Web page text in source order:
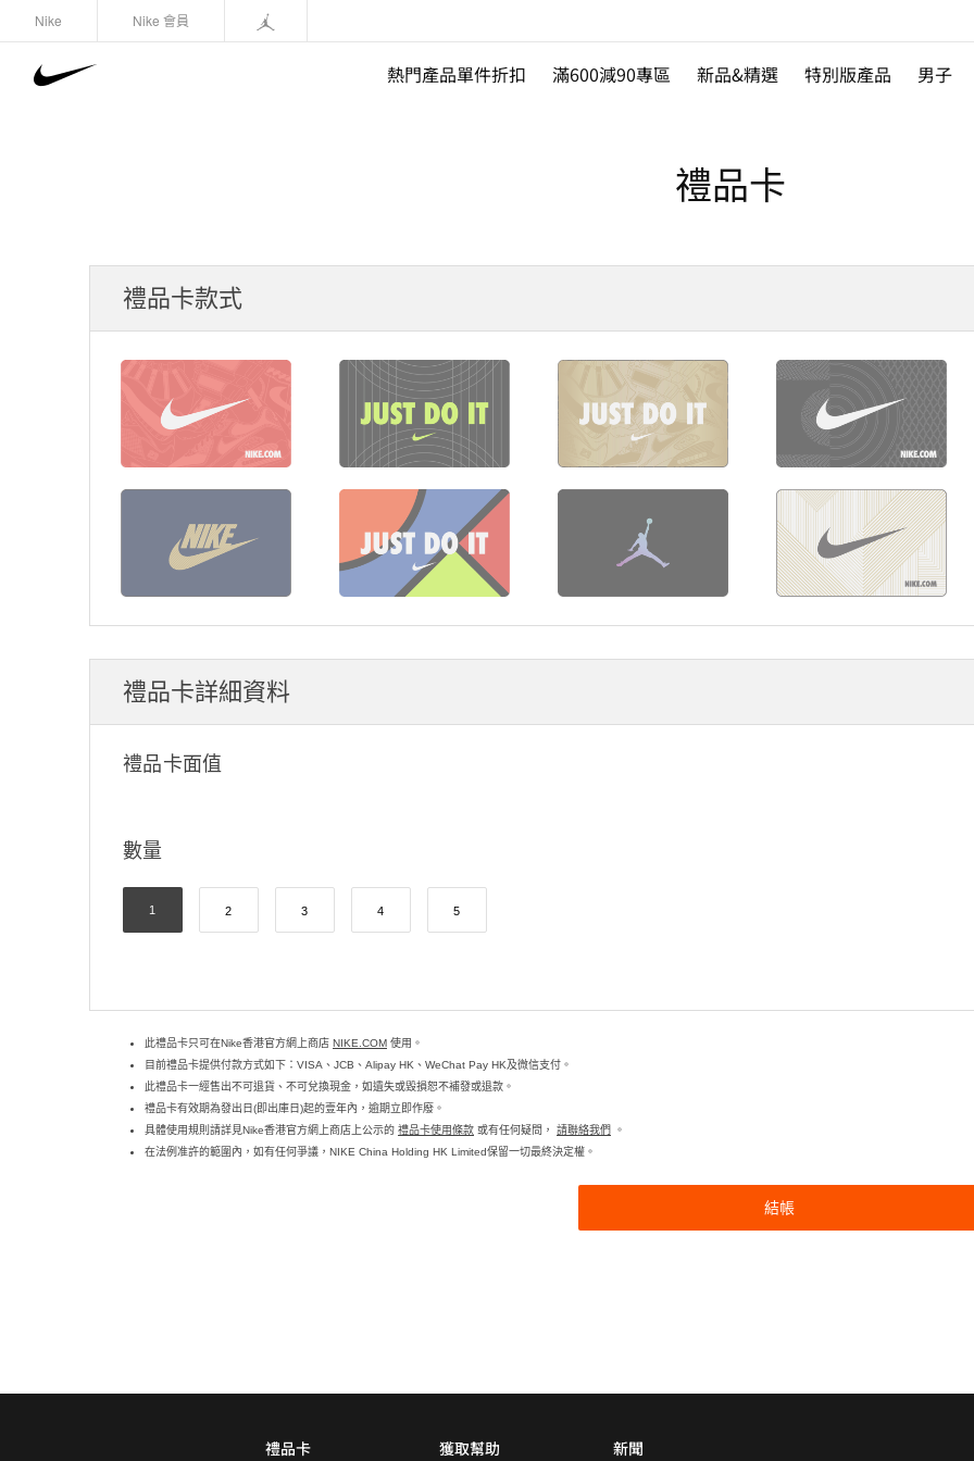
Nike Nike 會員
熱門產品單件折扣 滿600減90專區 新品&精選 特別版產品 男子
禮品卡
禮品卡款式
禮品卡詳細資料
禮品卡面值
數量
1 2 3 4 5
此禮品卡只可在Nike香港官方網上商店 NIKE.COM 使用。
目前禮品卡提供付款方式如下：VISA、JCB、Alipay HK、WeChat Pay HK及微信支付。
此禮品卡一經售出不可退貨、不可兌換現金，如遺失或毀損恕不補發或退款。
禮品卡有效期為發出日(即出庫日)起的壹年內，逾期立即作廢。
具體使用規則請詳見Nike香港官方網上商店上公示的 禮品卡使用條款 或有任何疑問， 請聯絡我們 。
在法例准許的範圍內，如有任何爭議，NIKE China Holding HK Limited保留一切最終決定權。
結帳
禮品卡 獲取幫助 新聞